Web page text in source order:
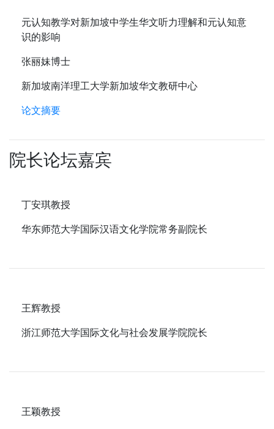
元认知教学对新加坡中学生华文听力理解和元认知意
识的影响
张丽妹博士
新加坡南洋理工大学新加坡华文教研中心
论文摘要
院长论坛嘉宾
丁安琪教授
华东师范大学国际汉语文化学院常务副院长
王辉教授
浙江师范大学国际文化与社会发展学院院长
王颖教授